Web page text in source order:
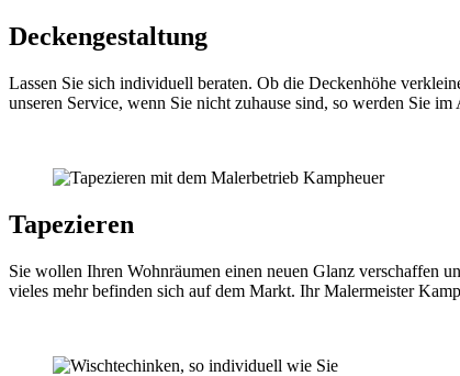
Deckengestaltung
Lassen Sie sich individuell beraten. Ob die Deckenhöhe
unseren Service, wenn Sie nicht zuhause sind, so werden Sie
Tapezieren
Sie wollen Ihren Wohnräumen einen neuen Glanz verschaffen
vieles mehr befinden sich auf dem Markt. Ihr Malermeister